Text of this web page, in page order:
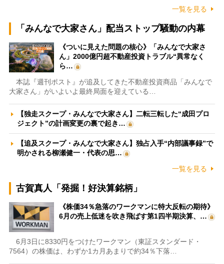
一覧を見る
「みんなで大家さん」配当ストップ騒動の内幕
《ついに見えた問題の核心》「みんなで大家さ
ん」2000億円超不動産投資トラブル“異常なく
ら…
本誌『週刊ポスト』が追及してきた不動産投資商品「みんなで
大家さん」がいよいよ最終局面を迎えている…
【独走スクープ・みんなで大家さん】二転三転した“成田プロ
ジェクト”の計画変更の裏で起き…
【追及スクープ・みんなで大家さん】独占入手“内部議事録”で
明かされる柳瀬健一・代表の思…
一覧を見る
古賀真人「発掘！好決算銘柄」
《株価34％急落のワークマンに特大反転の期待》
6月の売上低迷を吹き飛ばす第1四半期決算、…
6月3日に8330円をつけたワークマン（東証スタンダード・
7564）の株価は、わずか1カ月あまりで約34％下落…